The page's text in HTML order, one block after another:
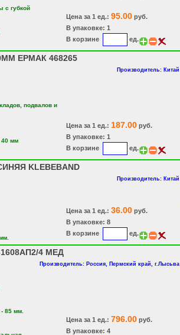
с губкой
Цена за 1 ед.: 95.00руб.
В упаковке: 1
В корзине
ед.
ЕРМАК 468265
Производитель: Китай
подвалов и
40 мм
Цена за 1 ед.: 187.00руб.
В упаковке: 1
В корзине
ед.
KLEBEBAND
Производитель: Китай
Цена за 1 ед.: 36.00руб.
В упаковке: 8
В корзине
ед.
4 МЕД
Производитель: Россия, Пермский край, г.Лысьва
85 мм.
Цена за 1 ед.: 796.00руб.
В упаковке: 4